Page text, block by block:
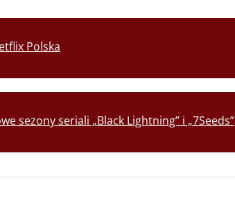
Polska
sezony seriali „Black Lightning” i „7Seeds”